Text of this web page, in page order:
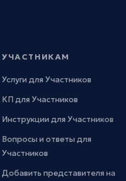
УЧАСТНИКАМ
Услуги для Участников
КП для Участников
Инструкции для Участников
Вопросы и ответы для
Участников
Добавить представителя на